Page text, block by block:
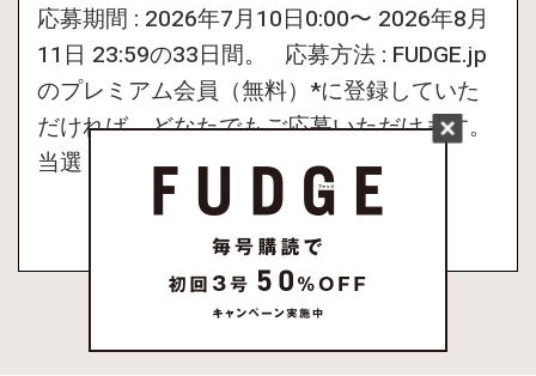
応募期間 : 2026年7月10日0:00〜 2026年8月
11日 23:59の33日間。 応募方法 : FUDGE.jp
のプレミアム会員（無料）*に登録していた
だければ、どなたでもご応募いただけます。
当選 […]
MORE